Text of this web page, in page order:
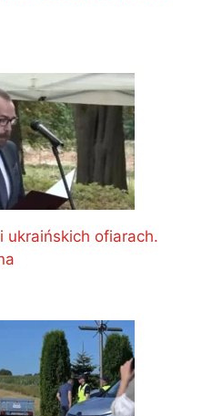
ukraińskich ofiarach.